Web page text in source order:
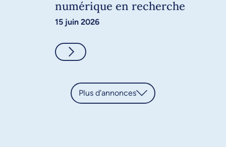
numérique en recherche
15 juin 2026
Consulter
Plus d'annonces